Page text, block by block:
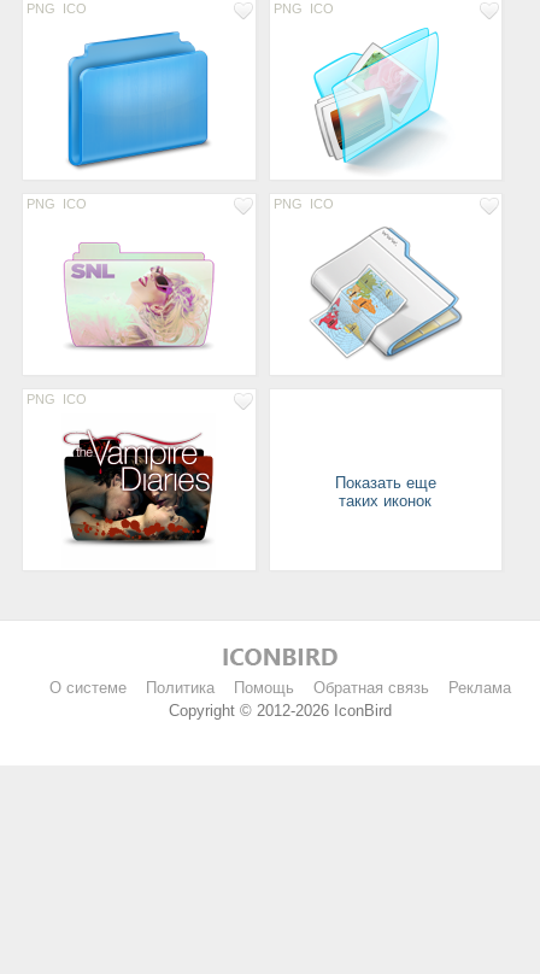
PNG ICO PNG ICO
PNG ICO PNG ICO
PNG ICO
Показать еще
таких иконок
О системе Политика Помощь Обратная связь
Реклама
Copyright © 2012-2026 IconBird